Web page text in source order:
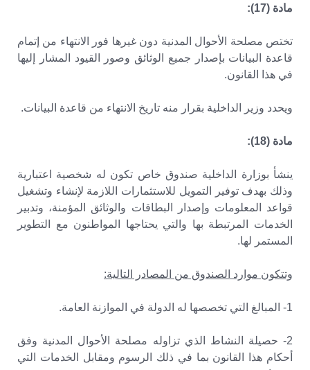
مادة (17):
تختص مصلحة الأحوال المدنية دون غيرها فور الانتهاء من إتمام
قاعدة البيانات بإصدار جميع الوثائق وصور القيود المشار إليها
في هذا القانون.
ويحدد وزير الداخلية بقرار منه تاريخ الانتهاء من قاعدة البيانات.
مادة (18):
ينشأ بوزارة الداخلية صندوق خاص تكون له شخصية اعتبارية
وذلك بهدف توفير التمويل للاستثمارات اللازمة لإنشاء وتشغيل
قواعد المعلومات وإصدار البطاقات والوثائق المؤمنة، وتدبير
الخدمات المرتبطة بها والتي يحتاجها المواطنون مع التطوير
المستمر لها.
وتتكون موارد الصندوق من المصادر التالية:
1- المبالغ التي تخصصها له الدولة في الموازنة العامة.
2- حصيلة النشاط الذي تزاوله مصلحة الأحوال المدنية وفق
أحكام هذا القانون بما في ذلك الرسوم ومقابل الخدمات التي